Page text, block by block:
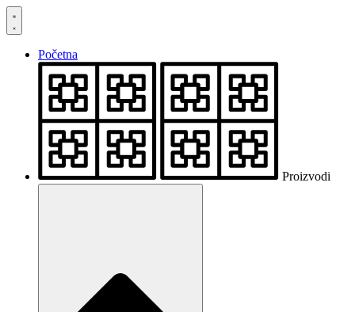
Skočite
na
Početna
Proizvodi